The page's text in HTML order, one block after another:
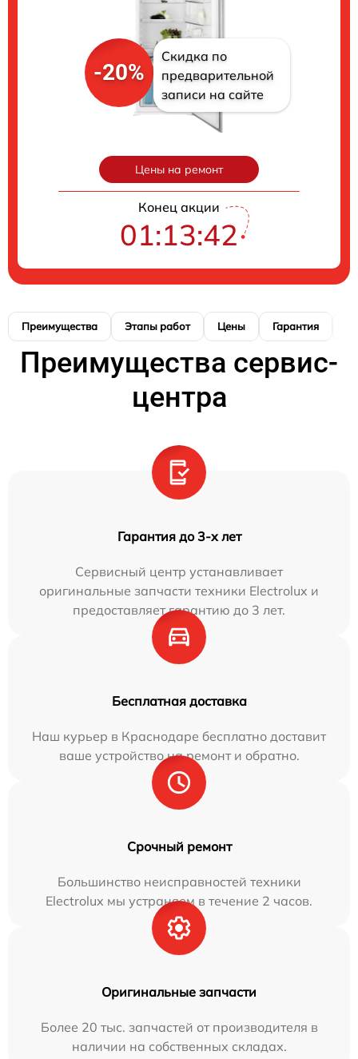
-20%
Скидка по
предварительной
записи на сайте
Цены на ремонт
Конец акции
01:13:41
Преимущества Этапы работ Цены Гарантия
Преимущества сервис-
центра
Гарантия до 3-х лет
Сервисный центр устанавливает
оригинальные запчасти техники Electrolux и
предоставляет гарантию до 3 лет.
Бесплатная доставка
Наш курьер в Краснодаре бесплатно доставит
ваше устройство на ремонт и обратно.
Срочный ремонт
Большинство неисправностей техники
Electrolux мы устраняем в течение 2 часов.
Оригинальные запчасти
Более 20 тыс. запчастей от производителя в
наличии на собственных складах.